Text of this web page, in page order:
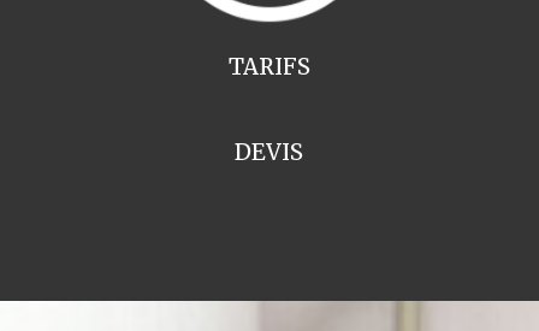
TARIFS
DEVIS